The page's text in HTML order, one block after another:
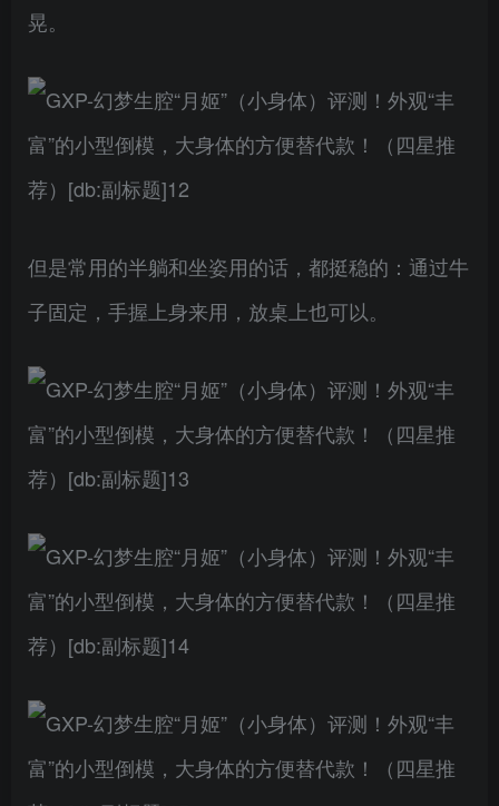
晃。
但是常用的半躺和坐姿用的话，都挺稳的：通过牛
子固定，手握上身来用，放桌上也可以。